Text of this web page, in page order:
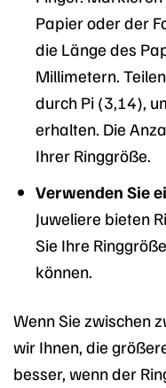
Papier oder der
die Länge des
Millimetern.
durch Pi (3,14),
erhalten. Die
Ihrer Ringgröße.
Verwenden Sie
Juweliere bieten
Sie Ihre
können.
Wenn Sie zwischen
wir Ihnen, die
besser, wenn der